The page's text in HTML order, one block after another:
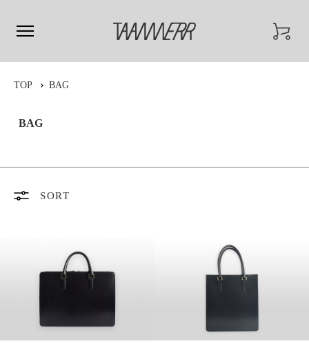
TOP BAG
BAG
SORT